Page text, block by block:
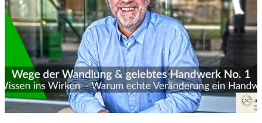
A
N
D
L
N
G
&
G